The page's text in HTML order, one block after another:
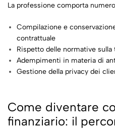
La professione comporta
Compilazione e
contrattuale
Rispetto delle normative sulla
Adempimenti in materia di
Gestione della privacy dei
Come diventare
finanziario: il